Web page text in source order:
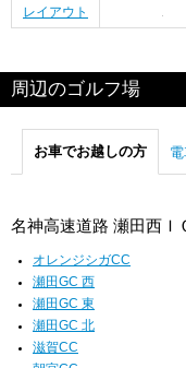
レイアウト
周辺のゴルフ場
お車でお越しの方
名神高速道路 瀬田西Ｉ
オレンジシガCC
瀬田GC 西
瀬田GC 東
瀬田GC 北
滋賀CC